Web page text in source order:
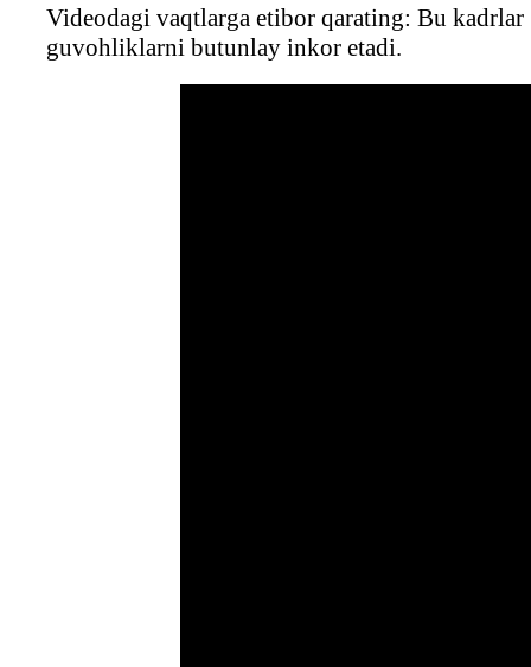
Videodagi vaqtlarga etibor qarating: Bu kadrlar
guvohliklarni butunlay inkor etadi.